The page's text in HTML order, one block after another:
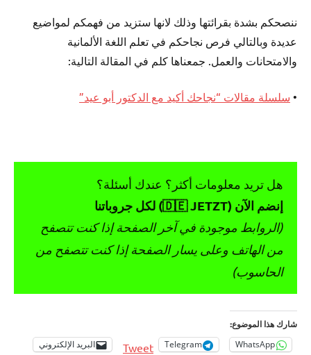
ننصحكم بشدة بقرائتها وذلك لانها ستزيد من فهمكم لمواضيع
عديدة وبالتالي فرص نجاحكم في تعلم اللغة الألمانية
والامتحانات والعمل. جمعناها كلم في المقالة التالية:
• سلسلة مقالات “نجاحك أكيد مع الدكتور أبو عيد”
هل تريد معلومات أكثر؟ عندك أسئلة؟
إنضم الآن (🇩🇪 JETZT) لكل جروباتنا
(الروابط موجودة في آخر الصفحة إذا كنت تتصفح
من الهاتف وعلى يسار الصفحة إذا كنت تتصفح من
الحاسوب)
شارك هذا الموضوع:
WhatsApp
Telegram
Tweet
البريد الإلكتروني